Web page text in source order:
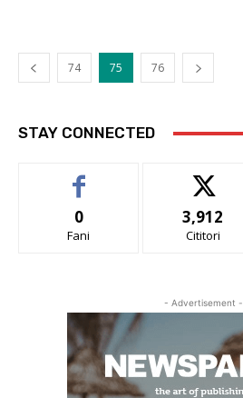
74 75 76
STAY CONNECTED
0
Fani
3,912
Cititori
- Advertisement -